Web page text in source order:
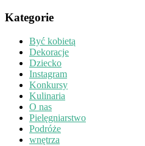
Kategorie
Być kobietą
Dekoracje
Dziecko
Instagram
Konkursy
Kulinaria
O nas
Pielęgniarstwo
Podróże
wnętrza